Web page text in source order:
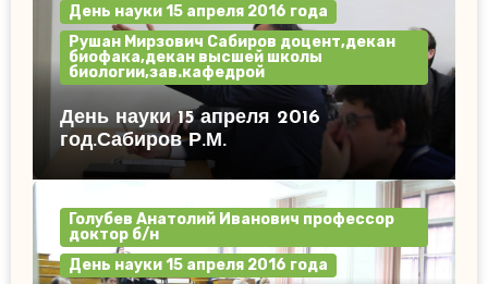
День науки 15 апреля 2016 года
Рушан Мирзович Сабиров доцент,декан
биофака,декан высшей школы
биологии,зав.кафедрой
День науки 15 апреля 2016
год.Сабиров Р.М.
Голубев Анатолий Иванович профессор
доктор б/н
День науки 15 апреля 2016 года